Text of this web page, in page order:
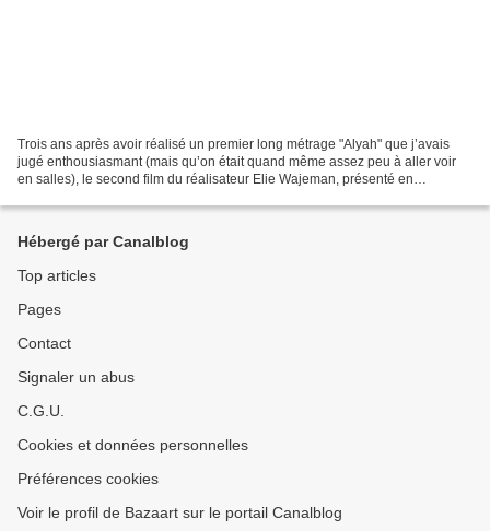
Trois ans après avoir réalisé un premier long métrage "Alyah" que j’avais
jugé enthousiasmant (mais qu’on était quand même assez peu à aller voir
en salles), le second film du réalisateur Elie Wajeman, présenté en
Hébergé par Canalblog
Top articles
Pages
Contact
Signaler un abus
C.G.U.
Cookies et données personnelles
Préférences cookies
Voir le profil de Bazaart sur le portail Canalblog